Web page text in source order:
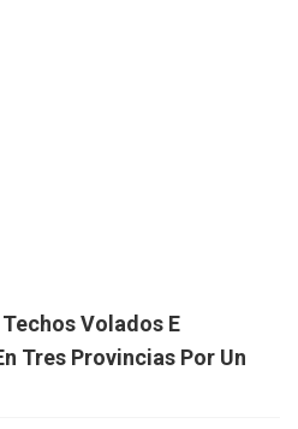
Volados E
Tres Provincias Por Un